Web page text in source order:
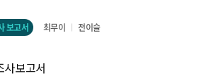
획 5. 채용 애로사항 V. 기술 개발 환경 1. 주력사업별
어 활용 현황 Ⅵ. 신소프트웨어 1. 신소프트웨어 사업
기술 확보 방식 3. 신소프트웨어 공개SW 활용 현황 4.
프트웨어 사업성과 6. 2022년 신소프트웨어 채용 계획
사항 Ⅶ. 해외진출 현황 1. 해외진출 기업 생태계 2.
보고서 최무이
전이슬
보고서